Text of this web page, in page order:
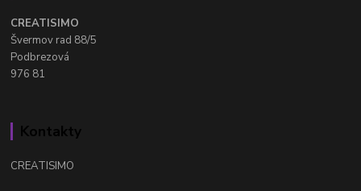
CREATISIMO
Švermov rad 88/5
Podbrezová
976 81
Kontakty
CREATISIMO